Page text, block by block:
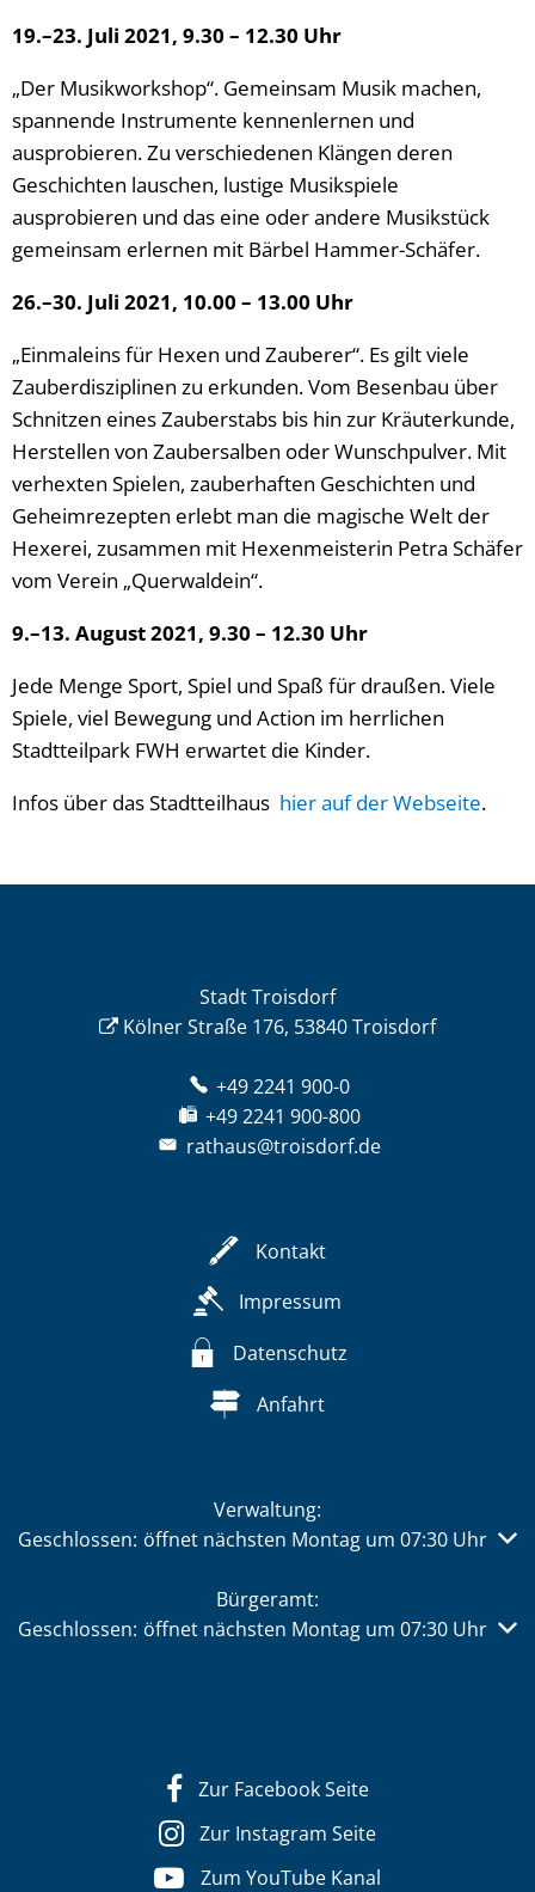
19.–23. Juli 2021, 9.30 – 12.30 Uhr
„Der Musikworkshop“. Gemeinsam Musik machen,
spannende Instrumente kennenlernen und
ausprobieren. Zu verschiedenen Klängen deren
Geschichten lauschen, lustige Musikspiele
ausprobieren und das eine oder andere Musikstück
gemeinsam erlernen mit Bärbel Hammer-Schäfer.
26.–30. Juli 2021, 10.00 – 13.00 Uhr
„Einmaleins für Hexen und Zauberer“. Es gilt viele
Zauberdisziplinen zu erkunden. Vom Besenbau über
Schnitzen eines Zauberstabs bis hin zur Kräuterkunde,
Herstellen von Zaubersalben oder Wunschpulver. Mit
verhexten Spielen, zauberhaften Geschichten und
Geheimrezepten erlebt man die magische Welt der
Hexerei, zusammen mit Hexenmeisterin Petra Schäfer
vom Verein „Querwaldein“.
9.–13. August 2021, 9.30 – 12.30 Uhr
Jede Menge Sport, Spiel und Spaß für draußen. Viele
Spiele, viel Bewegung und Action im herrlichen
Stadtteilpark FWH erwartet die Kinder.
Infos über das Stadtteilhaus hier auf der Webseite.
Stadt Troisdorf
Kölner Straße 176, 53840 Troisdorf
+49 2241 900-0
+49 2241 900-800
rathaus@troisdorf.de
Kontakt
Impressum
Datenschutz
Anfahrt
Verwaltung:
Klicken, um weitere Öffnungs- oder Schließzeiten
Geschlossen: öffnet nächsten Montag um 07:30 Uhr
Bürgeramt:
Klicken, um weitere Öffnungs- oder Schließzeiten
Geschlossen: öffnet nächsten Montag um 07:30 Uhr
Zur Facebook Seite
Zur Instagram Seite
Zum YouTube Kanal